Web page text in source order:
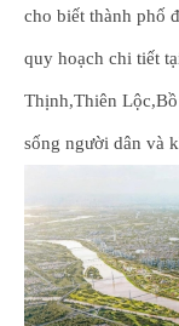
cho biết thành phố
quy hoạch chi tiết
Thịnh,Thiên
sống người dân và